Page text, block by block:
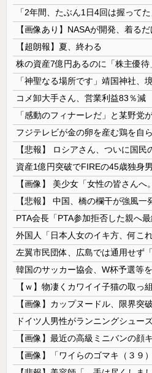
【超朗報】夏、終わる
【悲報】 ロシアさん、ついに国
【ｗ】物凄くカワイイ子猫の取っ
【画像】カップヌードル、限界突
【画像】最近の高級ミニバンの顔
【画像】「ワイらのゴマキ（３９）